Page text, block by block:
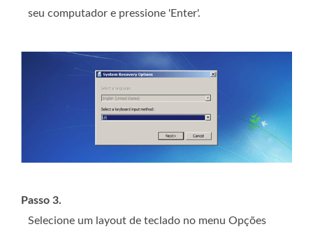
seu computador e pressione 'Enter'.
Passo 3.
Selecione um layout de teclado no menu Opções